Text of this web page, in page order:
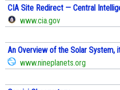
CIA Site Redirect — Central
www.cia.gov
An Overview of the Solar System,
www.nineplanets.org